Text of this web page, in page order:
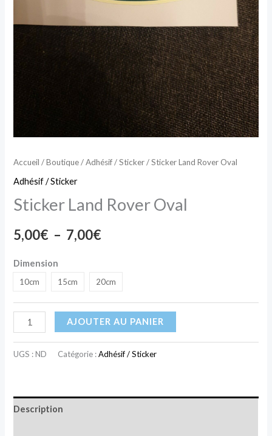
Accueil /Boutique/Adhésif / Sticker/ Sticker Land Rover Oval
Adhésif / Sticker
Sticker Land Rover Oval
5,00€ – 7,00€
Dimension
10cm 15cm 20cm
AJOUTER AU PANIER
UGS :ND Catégorie :Adhésif / Sticker
Description